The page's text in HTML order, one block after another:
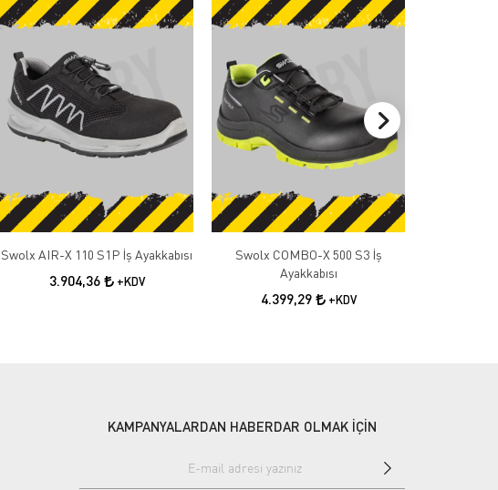
Swolx AIR-X 110 S1P İş Ayakkabısı
3.904,36 +KDV
Swolx COMBO-X 500 S3 İş
Ayakkabısı
4.399,29 +KDV
KAMPANYALARDAN HABERDAR OLMAK İÇİN